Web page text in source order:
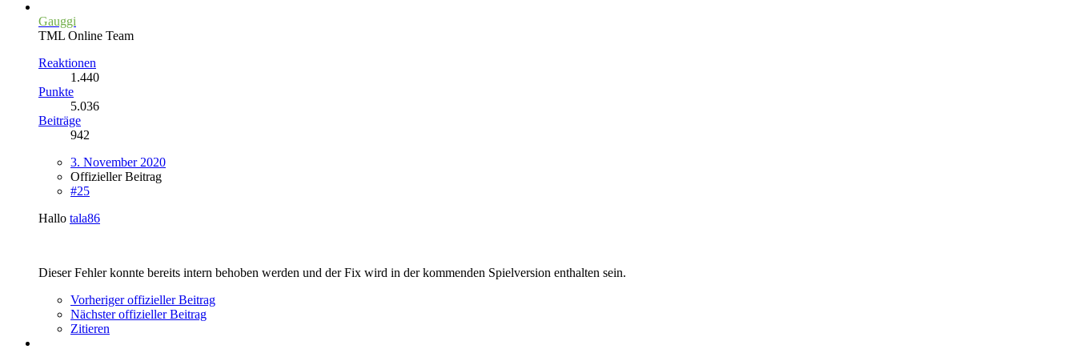
Gauggi
TML Online Team
Reaktionen
1.440
Punkte
5.036
Beiträge
942
3. November 2020
Offizieller Beitrag
#25
Hallo tala86
Dieser Fehler konnte bereits intern behoben werden und der Fix wird in der kommenden Spielversion enthalten sein.
Vorheriger offizieller Beitrag
Nächster offizieller Beitrag
Zitieren